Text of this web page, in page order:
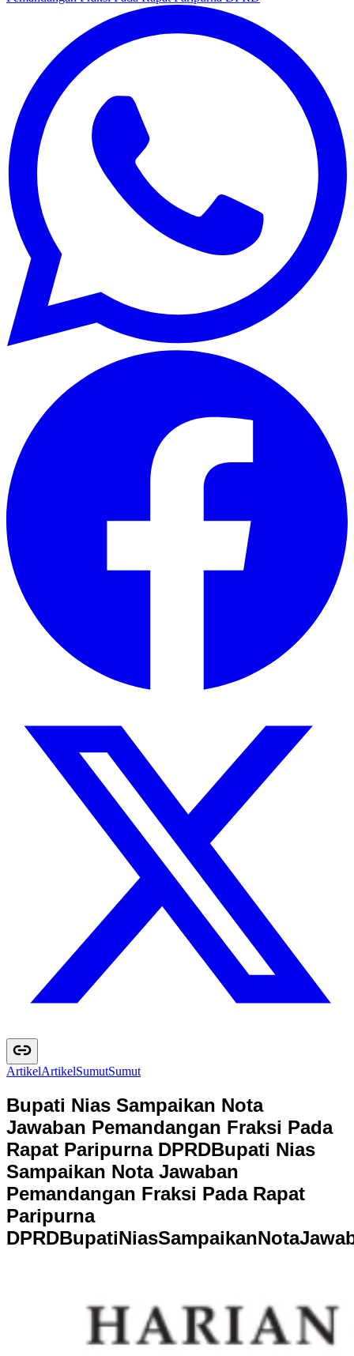
ArtikelArtikelSumutSumut
Bupati Nias Sampaikan Nota
Jawaban Pemandangan Fraksi Pada
Rapat Paripurna DPRDBupati Nias
Sampaikan Nota Jawaban
Pemandangan Fraksi Pada Rapat
Paripurna
DPRDBupatiNiasSampaikanNotaJawa